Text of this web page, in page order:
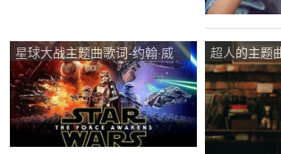
星球大战主题曲歌词-约翰·威
廉姆斯
超人的主题